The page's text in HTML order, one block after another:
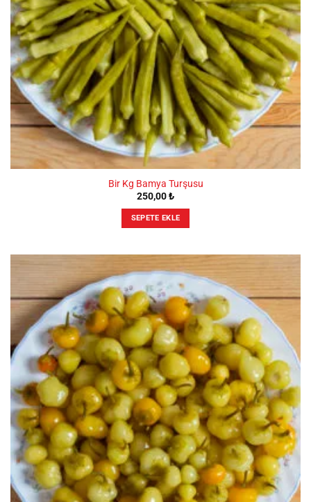
Bir Kg Bamya Turşusu
250,00₺
SEPETE EKLE